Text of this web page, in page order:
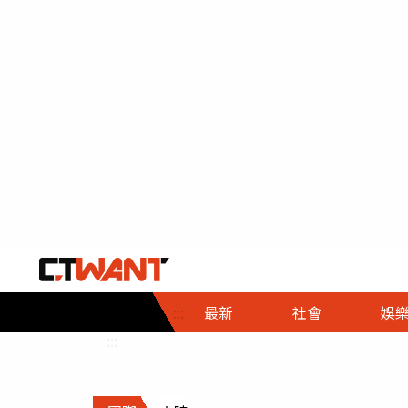
::: 最新 社會
社會首頁
時事
調查
娛樂
娛樂首頁
即時
財經首頁
熱線
政